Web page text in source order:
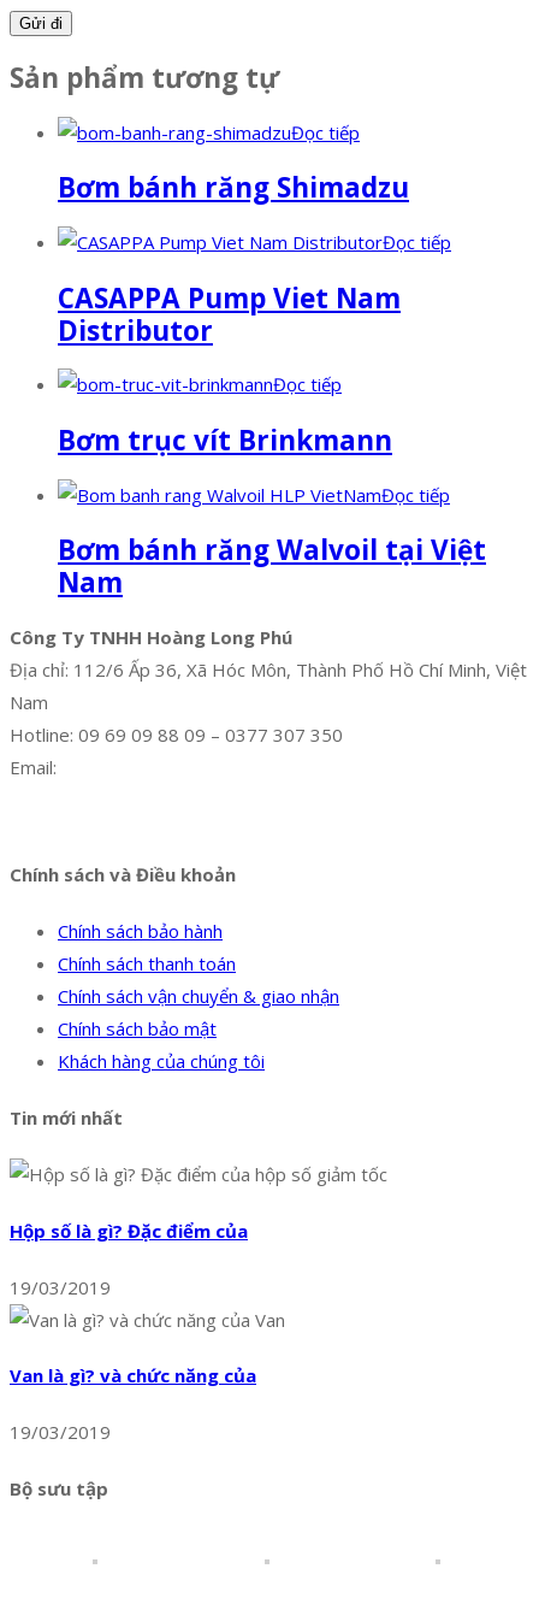
Sản phẩm tương tự
Đọc tiếp
Bơm bánh răng Shimadzu
Đọc tiếp
CASAPPA Pump Viet Nam
Distributor
Đọc tiếp
Bơm trục vít Brinkmann
Đọc tiếp
Bơm bánh răng Walvoil tại Việt
Nam
Công Ty TNHH Hoàng Long Phú
Địa chỉ: 112/6 Ấp 36, Xã Hóc Môn, Thành Phố Hồ Chí Minh, Việt
Nam
Hotline: 09 69 09 88 09 – 0377 307 350
Email:
Chính sách và Điều khoản
Chính sách bảo hành
Chính sách thanh toán
Chính sách vận chuyển & giao nhận
Chính sách bảo mật
Khách hàng của chúng tôi
Tin mới nhất
Hộp số là gì? Đặc điểm của
19/03/2019
Van là gì? và chức năng của
19/03/2019
Bộ sưu tập